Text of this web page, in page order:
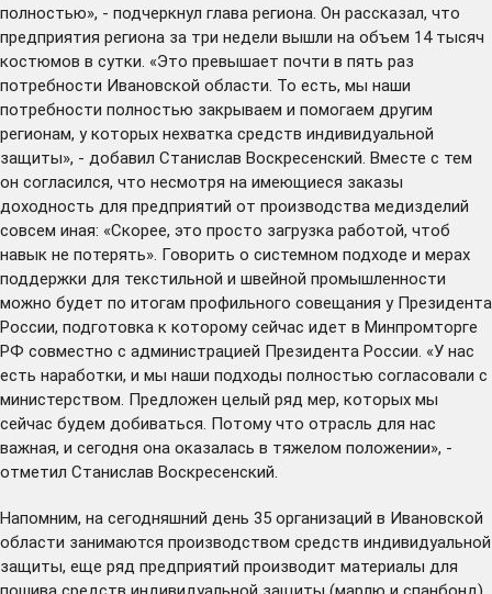
полностью», - подчеркнул глава региона. Он рассказал, что
предприятия региона за три недели вышли на объем 14 тысяч
костюмов в сутки. «Это превышает почти в пять раз
потребности Ивановской области. То есть, мы наши
потребности полностью закрываем и помогаем другим
регионам, у которых нехватка средств индивидуальной
защиты», - добавил Станислав Воскресенский. Вместе с тем
он согласился, что несмотря на имеющиеся заказы
доходность для предприятий от производства медизделий
совсем иная: «Скорее, это просто загрузка работой, чтоб
навык не потерять». Говорить о системном подходе и мерах
поддержки для текстильной и швейной промышленности
можно будет по итогам профильного совещания у Президента
России, подготовка к которому сейчас идет в Минпромторге
РФ совместно с администрацией Президента России. «У нас
есть наработки, и мы наши подходы полностью согласовали с
министерством. Предложен целый ряд мер, которых мы
сейчас будем добиваться. Потому что отрасль для нас
важная, и сегодня она оказалась в тяжелом положении», -
отметил Станислав Воскресенский.
Напомним, на сегодняшний день 35 организаций в Ивановской
области занимаются производством средств индивидуальной
защиты, еще ряд предприятий производит материалы для